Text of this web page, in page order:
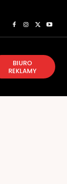
BIURO
REKLAMY